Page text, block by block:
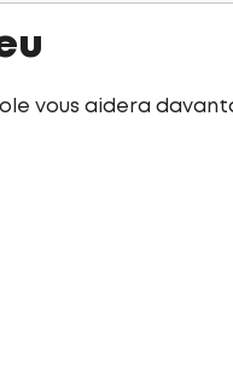
vous aidera